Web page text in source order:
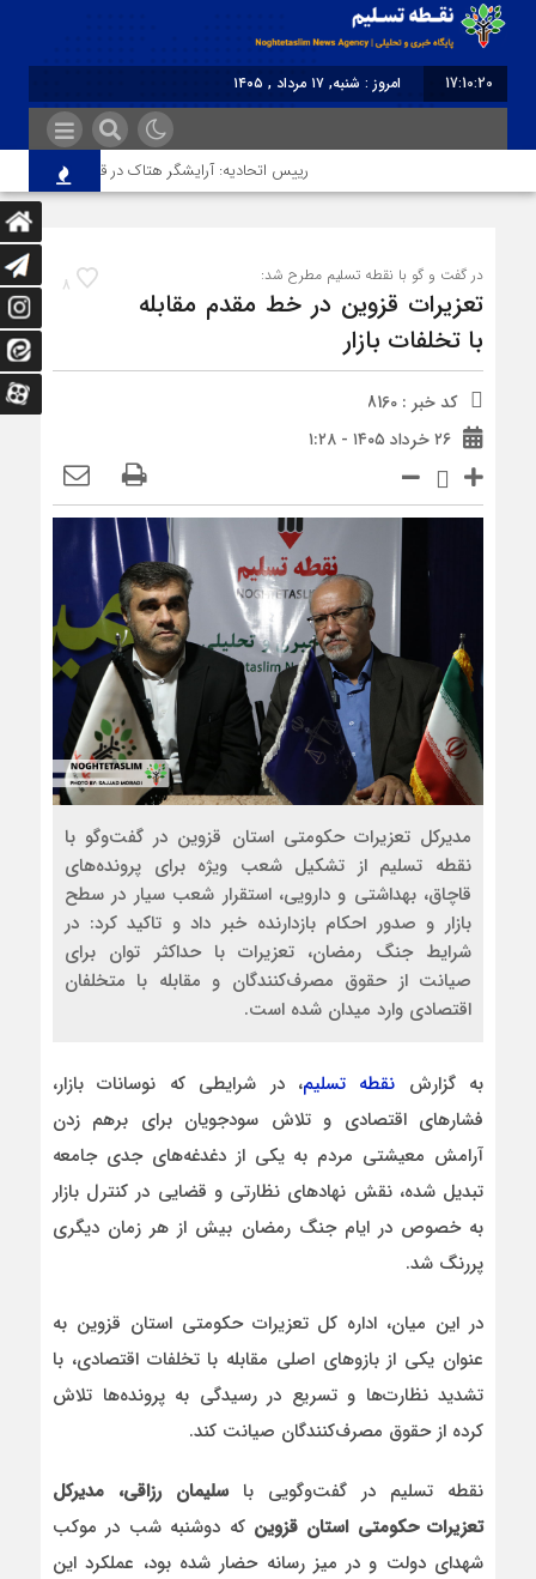
17:10:20
امروز : شنبه, ۱۷ مرداد , ۱۴۰۵
رییس اتحادیه: آرایشگر هتاک در قزوین عضو اتحادیه
8 در گفت و گو با نقطه تسلیم مطرح شد:
تعزیرات قزوین در خط مقدم مقابله
با تخلفات بازار
کد خبر : 8160
۲۶ خرداد ۱۴۰۵ - ۱:۲۸
مدیرکل تعزیرات حکومتی استان قزوین در گفت‌وگو با
نقطه تسلیم از تشکیل شعب ویژه برای پرونده‌های
قاچاق، بهداشتی و دارویی، استقرار شعب سیار در سطح
بازار و صدور احکام بازدارنده خبر داد و تاکید کرد: در
شرایط جنگ رمضان، تعزیرات با حداکثر توان برای
صیانت از حقوق مصرف‌کنندگان و مقابله با متخلفان
اقتصادی وارد میدان شده است.
به گزارش نقطه تسلیم، در شرایطی که نوسانات بازار،
فشارهای اقتصادی و تلاش سودجویان برای برهم زدن
آرامش معیشتی مردم به یکی از دغدغه‌های جدی جامعه
تبدیل شده، نقش نهادهای نظارتی و قضایی در کنترل بازار
به خصوص در ایام جنگ رمضان بیش از هر زمان دیگری
پررنگ شد.
در این میان، اداره کل تعزیرات حکومتی استان قزوین به‌
عنوان یکی از بازوهای اصلی مقابله با تخلفات اقتصادی، با
تشدید نظارت‌ها و تسریع در رسیدگی به پرونده‌ها تلاش
کرده از حقوق مصرف‌کنندگان صیانت کند.
نقطه تسلیم در گفت‌وگویی باسلیمان رزاقی، مدیرکل
تعزیرات حکومتی استان قزوین که دوشنبه شب در موکب
شهدای دولت و در میز رسانه حضار شده بود، عملکرد این